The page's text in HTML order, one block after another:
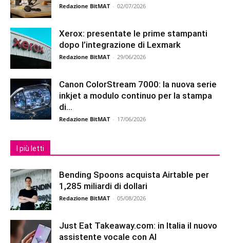
Redazione BitMAT - 02/07/2026
Xerox: presentate le prime stampanti
dopo l’integrazione di Lexmark
Redazione BitMAT - 29/06/2026
Canon ColorStream 7000: la nuova serie
inkjet a modulo continuo per la stampa
di...
Redazione BitMAT - 17/06/2026
I più letti
Bending Spoons acquista Airtable per
1,285 miliardi di dollari
Redazione BitMAT - 05/08/2026
Just Eat Takeaway.com: in Italia il nuovo
assistente vocale con AI